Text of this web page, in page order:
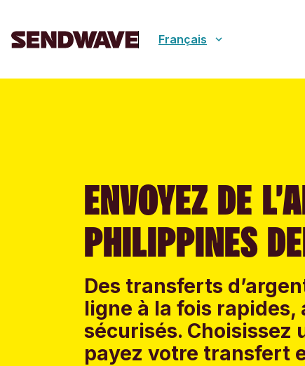
Français
ENVOYEZ DE
PHILIPPINES
Des transferts
ligne à la fois rapides,
sécurisés. Choisissez
payez votre transfert